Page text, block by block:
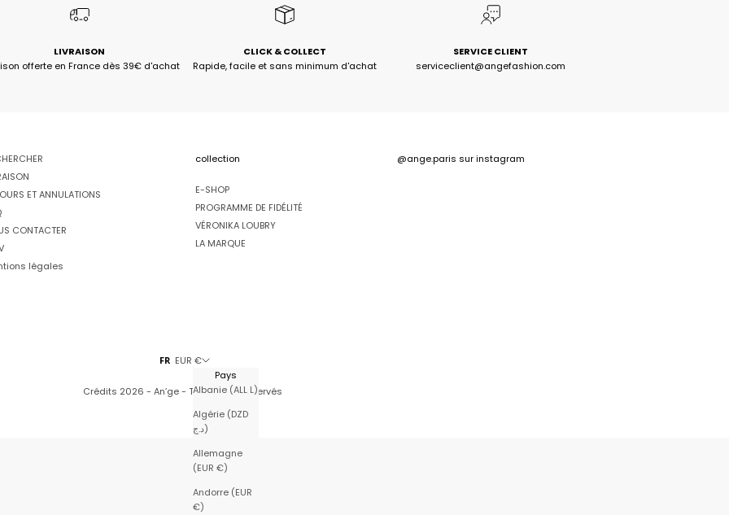
LIVRAISON
offerte en France dès 39€ d'achat
CLICK & COLLECT
Rapide, facile et sans minimum d'achat
SERVICE CLIENT
serviceclient@angefashion.com
ET ANNULATIONS
CONTACTER
légales
collection
E-SHOP
PROGRAMME DE FIDÉLITÉ
VÉRONIKA LOUBRY
LA MARQUE
@ange.paris sur instagram
FR EUR €
Pays
Albanie (ALL L)
Algérie (DZD
د.ج)
Allemagne
(EUR €)
Andorre (EUR
€)
Crédits 2026 - An’ge - Tous droits réservés